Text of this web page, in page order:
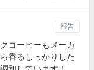
コーヒーもメーカ
香るしっかりした
報告